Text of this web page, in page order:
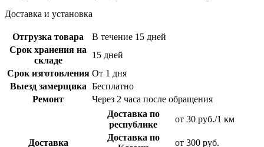
Доставка и установка
Отгрузка товара
В течение 15 дней
Срок хранения на
складе
15 дней
Срок изготовления От 1 дня
Выезд замерщика Бесплатно
Ремонт
Через 2 часа после обращения
Доставка
Доставка по
республике
от 30 руб./1 км
Доставка по
от 300 руб.